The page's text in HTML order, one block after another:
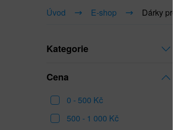
Úvod E-shop Dárky pro život
Kategorie
Cena
0 - 500 Kč
500 - 1 000 Kč